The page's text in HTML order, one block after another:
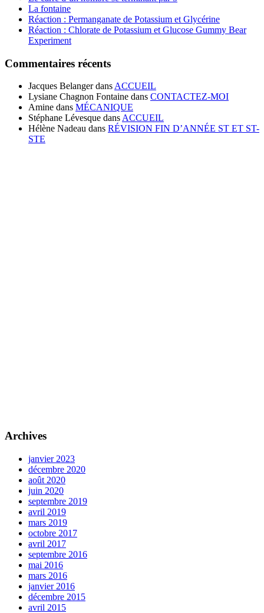
La fontaine
Réaction : Permanganate de Potassium et Glycérine
Réaction : Chlorate de Potassium et Glucose Gummy Bear
Experiment
Commentaires récents
Jacques Belangerdans ACCUEIL
Lysiane Chagnon Fontaine dans CONTACTEZ-MOI
Amine dans MÉCANIQUE
Stéphane Lévesque dans ACCUEIL
Hélène Nadeau dans RÉVISION FIN D’ANNÉE ST ET ST-
STE
Archives
janvier 2023
décembre 2020
août 2020
juin 2020
septembre 2019
avril 2019
mars 2019
octobre 2017
avril 2017
septembre 2016
mai 2016
mars 2016
janvier 2016
décembre 2015
avril 2015